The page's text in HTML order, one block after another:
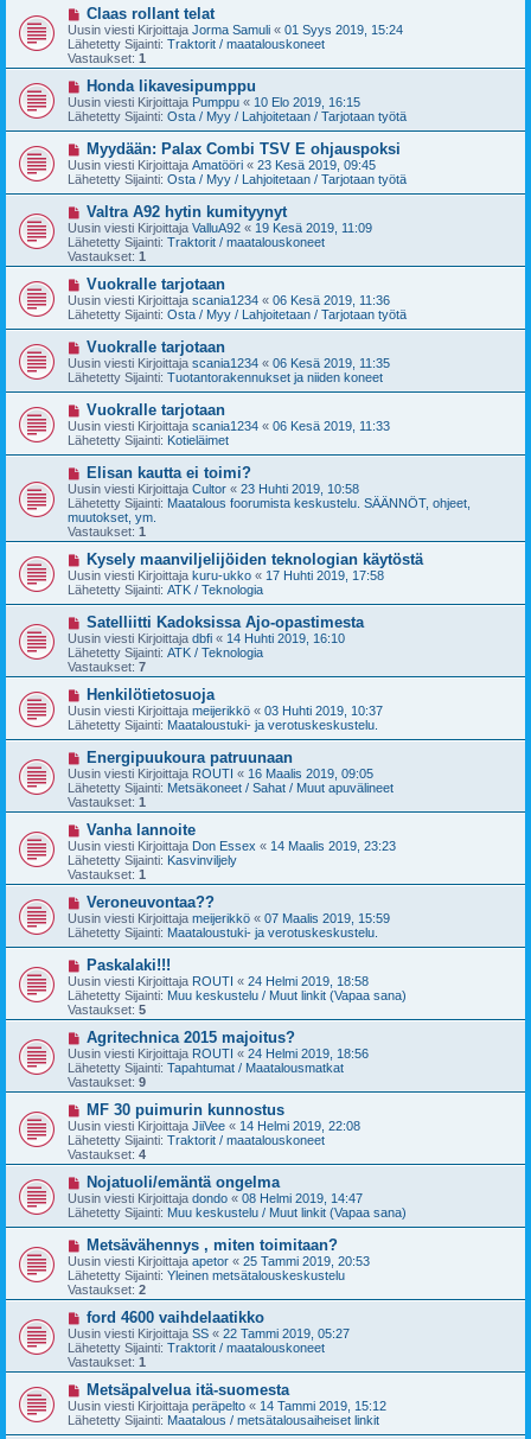
e
s
t
U
u
s
i
v
e
s
t
Claas rollant telat
Uusin viesti Kirjoittaja Jorma Samuli « 01 Syys 2019, 15:24
Lähetetty Sijainti: Traktorit / maatalouskoneet
Vastaukset: 1
U
u
s
i
v
e
s
t
Honda likavesipumppu
Uusin viesti Kirjoittaja Pumppu « 10 Elo 2019, 16:15
Lähetetty Sijainti: Osta / Myy / Lahjoitetaan / Tarjotaan työtä
U
u
s
i
v
e
s
t
Myydään: Palax Combi TSV E ohjauspoksi
Uusin viesti Kirjoittaja Amatööri « 23 Kesä 2019, 09:45
Lähetetty Sijainti: Osta / Myy / Lahjoitetaan / Tarjotaan työtä
U
u
s
i
v
s
t
Valtra A92 hytin kumityynyt
Uusin viesti Kirjoittaja ValluA92 « 19 Kesä 2019, 11:09
Lähetetty Sijainti: Traktorit / maatalouskoneet
Vastaukset: 1
U
u
s
i
v
e
s
t
Vuokralle tarjotaan
Uusin viesti Kirjoittaja scania1234 « 06 Kesä 2019, 11:36
Lähetetty Sijainti: Osta / Myy / Lahjoitetaan / Tarjotaan työtä
U
u
s
i
v
e
s
t
Vuokralle tarjotaan
Uusin viesti Kirjoittaja scania1234 « 06 Kesä 2019, 11:35
Lähetetty Sijainti: Tuotantorakennukset ja niiden koneet
U
u
s
i
v
e
s
t
i
Vuokralle tarjotaan
Uusin viesti Kirjoittaja scania1234 « 06 Kesä 2019, 11:33
Lähetetty Sijainti: Kotieläimet
U
u
s
i
v
i
e
s
t
i
Elisan kautta ei toimi?
Uusin viesti Kirjoittaja Cultor « 23 Huhti 2019, 10:58
Lähetetty Sijainti: Maatalous foorumista keskustelu. SÄÄNNÖT, ohjeet,
muutokset, ym.
Vastaukset: 1
U
u
s
i
v
e
s
t
Kysely maanviljelijöiden teknologian käytöstä
Uusin viesti Kirjoittaja kuru-ukko « 17 Huhti 2019, 17:58
Lähetetty Sijainti: ATK / Teknologia
U
u
s
i
v
e
s
t
Satelliitti Kadoksissa Ajo-opastimesta
Uusin viesti Kirjoittaja dbfi « 14 Huhti 2019, 16:10
Lähetetty Sijainti: ATK / Teknologia
Vastaukset: 7
U
u
s
i
v
e
s
t
Henkilötietosuoja
Uusin viesti Kirjoittaja meijerikkö « 03 Huhti 2019, 10:37
Lähetetty Sijainti: Maataloustuki- ja verotuskeskustelu.
U
u
s
i
v
s
t
i
Energipuukoura patruunaan
Uusin viesti Kirjoittaja ROUTI « 16 Maalis 2019, 09:05
Lähetetty Sijainti: Metsäkoneet / Sahat / Muut apuvälineet
Vastaukset: 1
U
u
s
i
v
s
t
Vanha lannoite
Uusin viesti Kirjoittaja Don Essex « 14 Maalis 2019, 23:23
Lähetetty Sijainti: Kasvinviljely
Vastaukset: 1
U
u
s
i
v
e
s
t
Veroneuvontaa??
Uusin viesti Kirjoittaja meijerikkö « 07 Maalis 2019, 15:59
Lähetetty Sijainti: Maataloustuki- ja verotuskeskustelu.
U
u
s
i
v
e
s
t
i
Paskalaki!!!
Uusin viesti Kirjoittaja ROUTI « 24 Helmi 2019, 18:58
Lähetetty Sijainti: Muu keskustelu / Muut linkit (Vapaa sana)
Vastaukset: 5
U
u
s
i
v
e
s
t
i
Agritechnica 2015 majoitus?
Uusin viesti Kirjoittaja ROUTI « 24 Helmi 2019, 18:56
Lähetetty Sijainti: Tapahtumat / Maatalousmatkat
Vastaukset: 9
U
u
s
i
v
e
s
t
MF 30 puimurin kunnostus
Uusin viesti Kirjoittaja JiiVee « 14 Helmi 2019, 22:08
Lähetetty Sijainti: Traktorit / maatalouskoneet
Vastaukset: 4
U
u
s
i
v
e
s
t
Nojatuoli/emäntä ongelma
Uusin viesti Kirjoittaja dondo « 08 Helmi 2019, 14:47
Lähetetty Sijainti: Muu keskustelu / Muut linkit (Vapaa sana)
U
u
s
i
v
e
s
t
i
Metsävähennys , miten toimitaan?
Uusin viesti Kirjoittaja apetor « 25 Tammi 2019, 20:53
Lähetetty Sijainti: Yleinen metsätalouskeskustelu
Vastaukset: 2
U
u
s
i
v
e
s
t
ford 4600 vaihdelaatikko
Uusin viesti Kirjoittaja SS « 22 Tammi 2019, 05:27
Lähetetty Sijainti: Traktorit / maatalouskoneet
Vastaukset: 1
U
u
s
i
Metsäpalvelua itä-suomesta
Uusin viesti Kirjoittaja peräpelto « 14 Tammi 2019, 15:12
Lähetetty Sijainti: Maatalous / metsätalousaiheiset linkit